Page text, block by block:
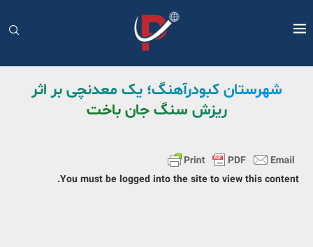
شهرستان کبودرآهنگ؛ یک معدنچی بر اثر
ریزش سنگ جان باخت
You must be logged into the site to view this content.